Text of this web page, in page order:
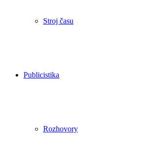
Stroj času
Publicistika
Rozhovory